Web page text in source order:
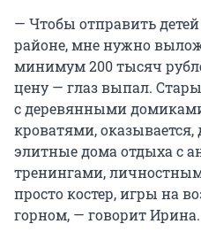
— Чтобы отправить
районе, мне нужно
минимум200 тысяч
цену — глаз выпал.
с деревянными
кроватями, оказывается,
элитные дома отдыха с
тренингами,
просто костер, игры на
горном, — говорит Ирина.